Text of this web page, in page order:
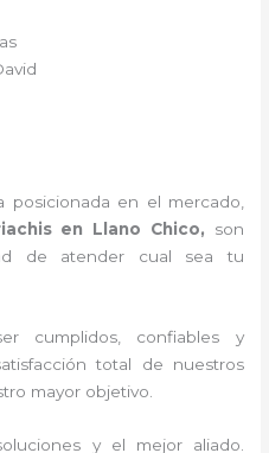
posicionada en el mercado,
en Llano Chico, son
de atender cual sea tu
cumplidos, confiables y
total de nuestros
mayor objetivo.
y el mejor aliado.